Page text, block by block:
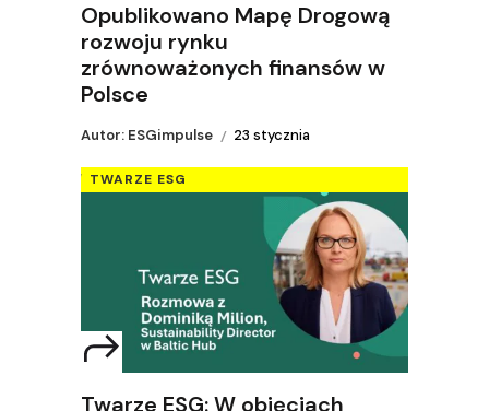
Opublikowano Mapę Drogową
rozwoju rynku
zrównoważonych finansów w
Polsce
Autor: ESGimpulse 23 stycznia
TWARZE ESG
Twarze ESG: W objęciach